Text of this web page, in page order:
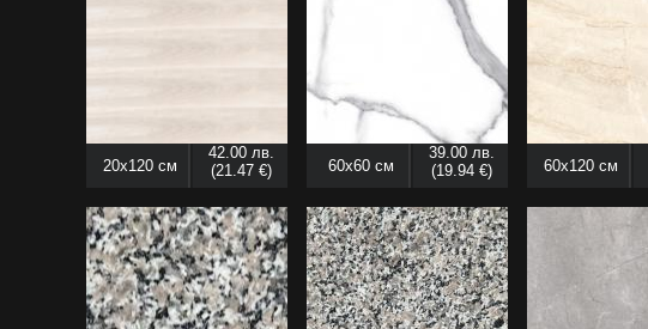
20x120 см
42.00 лв.
(21.47 €)
60x60 см
39.00 лв.
(19.94 €)
60x120 см